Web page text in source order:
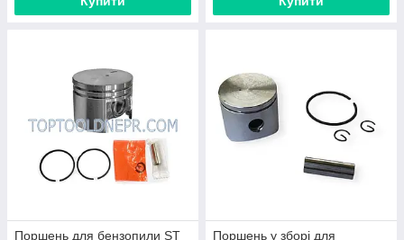
Поршень для бензопили ST
Поршень у зборі для